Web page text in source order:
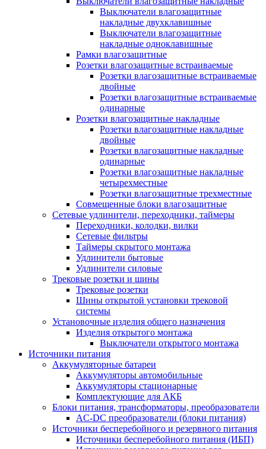
Выключатели влагозащитные
накладные двухклавишные
Выключатели влагозащитные
накладные одноклавишные
Рамки влагозащитные
Розетки влагозащитные встраиваемые
Розетки влагозащитные встраиваемые
двойные
Розетки влагозащитные встраиваемые
одинарные
Розетки влагозащитные накладные
Розетки влагозащитные накладные
двойные
Розетки влагозащитные накладные
одинарные
Розетки влагозащитные накладные
четырехместные
Розетки влагозащитные трехместные
Совмещенные блоки влагозащитные
Сетевые удлинители, переходники, таймеры
Переходники, колодки, вилки
Сетевые фильтры
Таймеры скрытого монтажа
Удлинители бытовые
Удлинители силовые
Трековые розетки и шины
Трековые розетки
Шины открытой установки трековой
системы
Установочные изделия общего назначения
Изделия открытого монтажа
Выключатели открытого монтажа
Источники питания
Аккумуляторные батареи
Аккумуляторы автомобильные
Аккумуляторы стационарные
Комплектующие для АКБ
Блоки питания, трансформаторы, преобразователи
AC-DC преобразователи (блоки питания)
Источники бесперебойного и резервного питания
Источники бесперебойного питания (ИБП)